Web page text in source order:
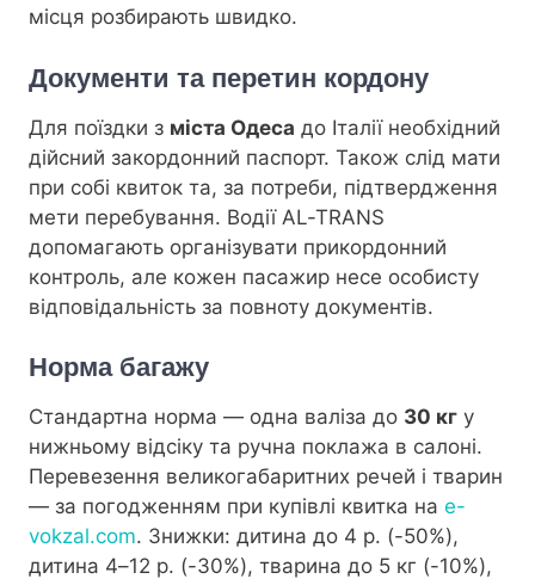
місця розбирають швидко.
Документи та перетин кордону
Для поїздки з міста Одеса до Італії необхідний
дійсний закордонний паспорт. Також слід мати
при собі квиток та, за потреби, підтвердження
мети перебування. Водії AL-TRANS
допомагають організувати прикордонний
контроль, але кожен пасажир несе особисту
відповідальність за повноту документів.
Норма багажу
Стандартна норма — одна валіза до 30 кг у
нижньому відсіку та ручна поклажа в салоні.
Перевезення великогабаритних речей і тварин
— за погодженням при купівлі квитка на e-
vokzal.com. Знижки: дитина до 4 р. (-50%),
дитина 4–12 р. (-30%), тварина до 5 кг (-10%),